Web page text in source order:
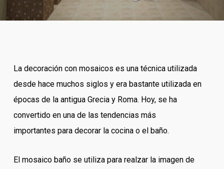
La decoración con mosaicos es una técnica utilizada
desde hace muchos siglos y era bastante utilizada en
épocas de la antigua Grecia y Roma. Hoy, se ha
convertido en una de las tendencias más
importantes para decorar la cocina o el baño.
El mosaico baño se utiliza para realzar la imagen de